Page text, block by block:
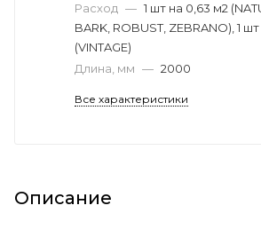
Расход — 1 шт на 0,63 м2
BARK, ROBUST, ZEBRANO), 1
(VINTAGE)
Длина, мм — 2000
Все характеристики
Описание